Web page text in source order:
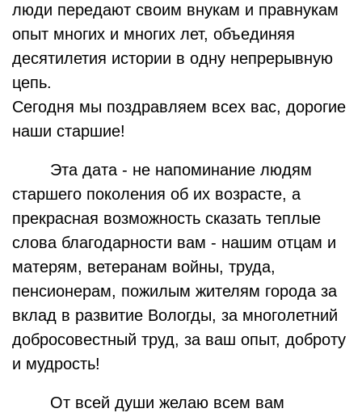
люди передают своим внукам и правнукам
опыт многих и многих лет, объединяя
десятилетия истории в одну непрерывную
цепь.
Сегодня мы поздравляем всех вас, дорогие
наши старшие!
Эта дата - не напоминание людям
старшего поколения об их возрасте, а
прекрасная возможность сказать теплые
слова благодарности вам - нашим отцам и
матерям, ветеранам войны, труда,
пенсионерам, пожилым жителям города за
вклад в развитие Вологды, за многолетний
добросовестный труд, за ваш опыт, доброту
и мудрость!
От всей души желаю всем вам